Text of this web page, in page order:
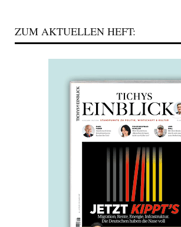
ZUM AKTUELLEN HEFT: